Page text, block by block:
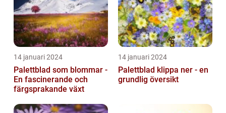
14 januari 2024
Palettblad som blommar -
En fascinerande och
färgsprakande växt
14 januari 2024
Palettblad klippa ner - en
grundlig översikt